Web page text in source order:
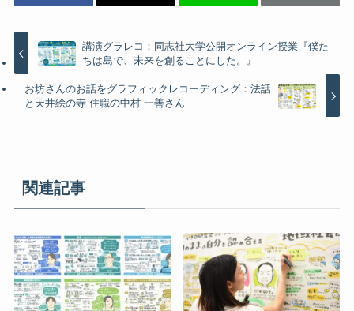
講演グラレコ：同志社大学公開オンライン授業『僕た
ちは島で、未来を創ることにした。』
お坊さんのお話をグラフィックレコーディング：法話
と天井絵の寺 住職の中村 一善さん
関連記事